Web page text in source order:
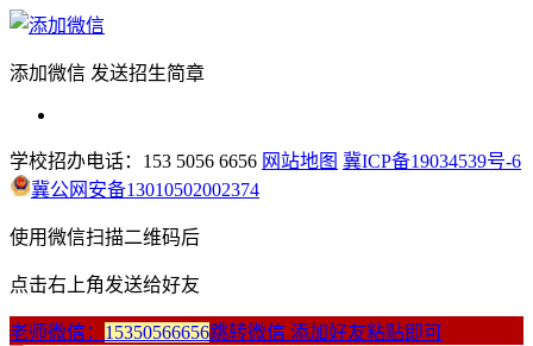
添加微信 发送招生简章
学校招办电话：153 5056 6656 网站地图 冀ICP备19034539号-6
冀公网安备13010502002374
使用微信扫描二维码后
点击右上角发送给好友
老师微信： 15350566656跳转微信 添加好友粘贴即可